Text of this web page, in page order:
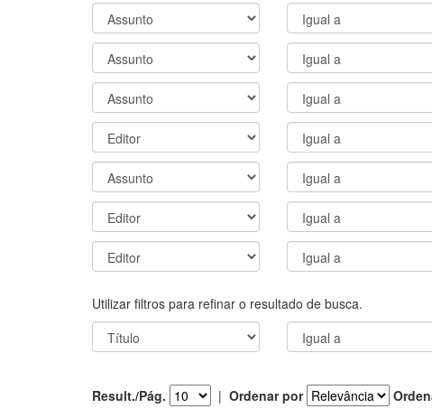
Utilizar filtros para refinar o resultado de busca.
Result./Pág. | Ordenar por